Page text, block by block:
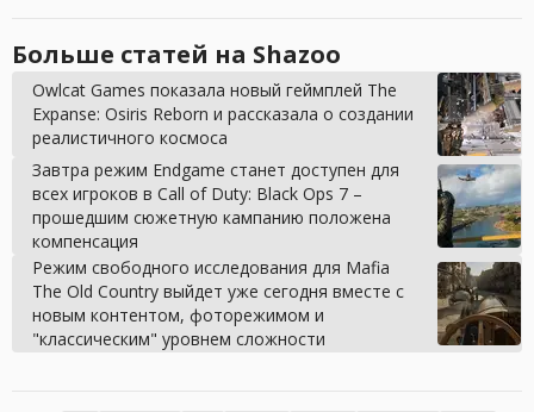
Больше статей на Shazoo
Owlcat Games показала новый геймплей The
Expanse: Osiris Reborn и рассказала о создании
реалистичного космоса
Завтра режим Endgame станет доступен для
всех игроков в Call of Duty: Black Ops 7 –
прошедшим сюжетную кампанию положена
компенсация
Режим свободного исследования для Mafia
The Old Country выйдет уже сегодня вместе с
новым контентом, фоторежимом и
"классическим" уровнем сложности